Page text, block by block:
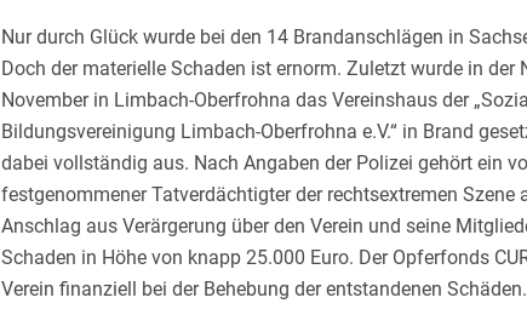
Nur durch Glück wurde bei den 14 Brandanschlägen in
Doch der materielle Schaden ist ernorm. Zuletzt wurde in der
November in Limbach-Oberfrohna das Vereinshaus der
Bildungsvereinigung Limbach-Oberfrohna e.V.“ in Brand
dabei vollständig aus. Nach Angaben der Polizei gehört ein
festgenommener Tatverdächtigter der rechtsextremen Szene
Anschlag aus Verärgerung über den Verein und seine
Schaden in Höhe von knapp 25.000 Euro. Der Opferfonds
Verein finanziell bei der Behebung der entstandenen Schäden.